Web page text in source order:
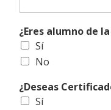
¿Eres alumno de la
Sí
No
¿Deseas
Sí